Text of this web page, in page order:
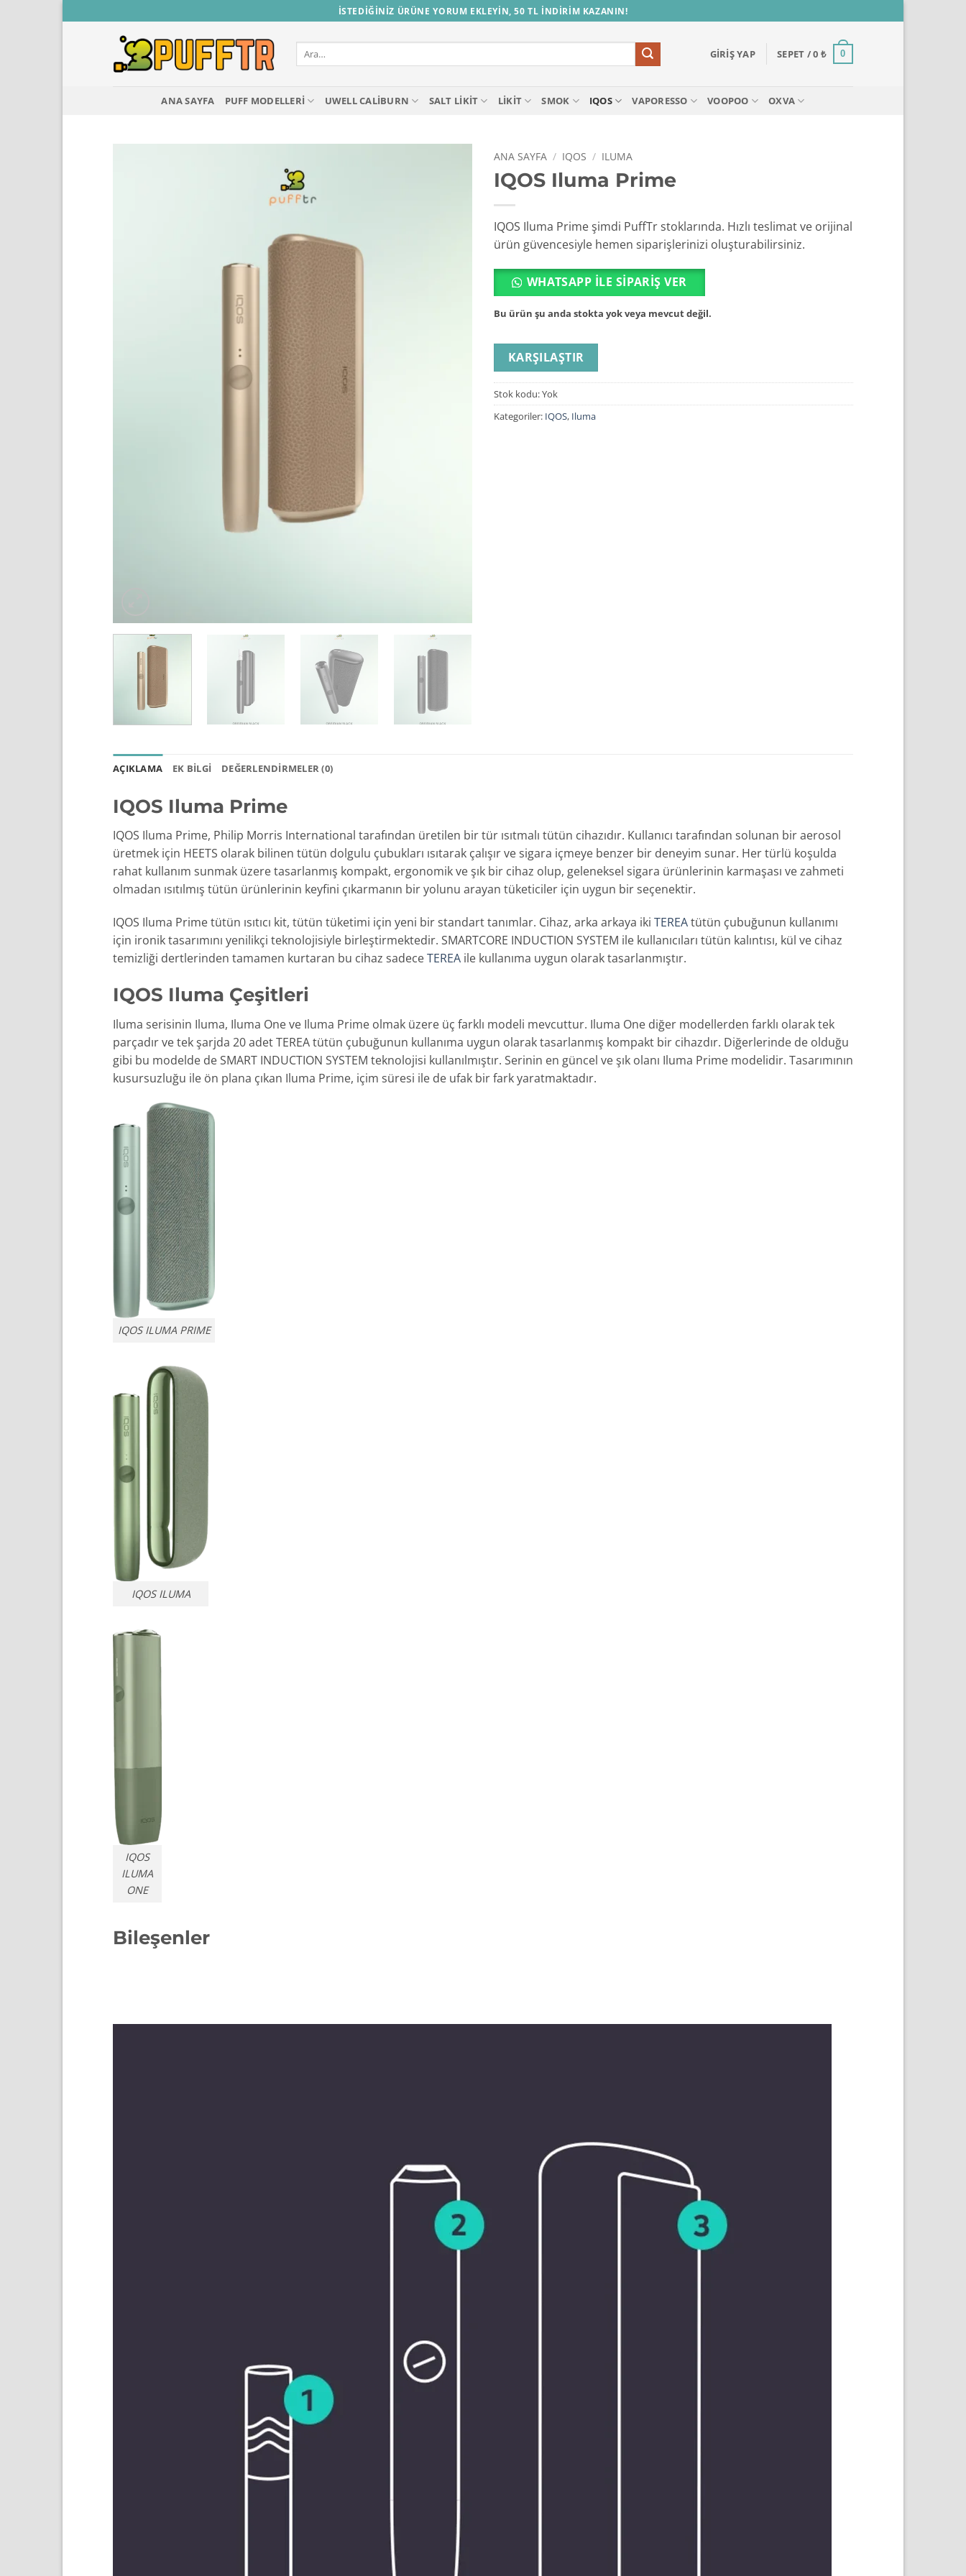
atla
İSTEDİĞİNİZ ÜRÜNE YORUM EKLEYİN, 50 TL İNDİRİM KAZANIN!
Ara: GIRIŞ YAP SEPET /0 ₺ 0
ANA SAYFA PUFF MODELLERI UWELL CALIBURN SALT LIKIT LIKIT SMOK IQOS VAPORESSO VOOPOO OXVA
ANA SAYFA / IQOS / ILUMA
IQOS Iluma Prime
IQOS Iluma Prime şimdi PuffTr stoklarında. Hızlı teslimat ve orijinal
ürün güvencesiyle hemen siparişlerinizi oluşturabilirsiniz.
WHATSAPP ILE SIPARIŞ VER
Bu ürün şu anda stokta yok veya mevcut değil.
KARŞILAŞTIR
Stok kodu:Yok
Kategoriler: IQOS, Iluma
AÇIKLAMA EK BILGI DEĞERLENDIRMELER (0)
IQOS Iluma Prime
IQOS Iluma Prime, Philip Morris International tarafından üretilen bir tür ısıtmalı tütün cihazıdır. Kullanıcı tarafından solunan bir aerosol
üretmek için HEETS olarak bilinen tütün dolgulu çubukları ısıtarak çalışır ve sigara içmeye benzer bir deneyim sunar. Her türlü koşulda
rahat kullanım sunmak üzere tasarlanmış kompakt, ergonomik ve şık bir cihaz olup, geleneksel sigara ürünlerinin karmaşası ve zahmeti
olmadan ısıtılmış tütün ürünlerinin keyfini çıkarmanın bir yolunu arayan tüketiciler için uygun bir seçenektir.
IQOS Iluma Prime tütün ısıtıcı kit, tütün tüketimi için yeni bir standart tanımlar. Cihaz, arka arkaya iki TEREAtütün çubuğunun kullanımı
için ironik tasarımını yenilikçi teknolojisiyle birleştirmektedir. SMARTCORE INDUCTION SYSTEM ile kullanıcıları tütün kalıntısı, kül ve cihaz
temizliği dertlerinden tamamen kurtaran bu cihaz sadeceTEREA ile kullanıma uygun olarak tasarlanmıştır.
IQOS Iluma Çeşitleri
Iluma serisinin Iluma, Iluma One ve Iluma Prime olmak üzere üç farklı modeli mevcuttur. Iluma One diğer modellerden farklı olarak tek
parçadır ve tek şarjda 20 adet TEREA tütün çubuğunun kullanıma uygun olarak tasarlanmış kompakt bir cihazdır. Diğerlerinde de olduğu
gibi bu modelde de SMART INDUCTION SYSTEM teknolojisi kullanılmıştır. Serinin en güncel ve şık olanı Iluma Prime modelidir. Tasarımının
kusursuzluğu ile ön plana çıkan Iluma Prime, içim süresi ile de ufak bir fark yaratmaktadır.
IQOS ILUMA PRIME
IQOS ILUMA
IQOS
ILUMA
ONE
Bileşenler